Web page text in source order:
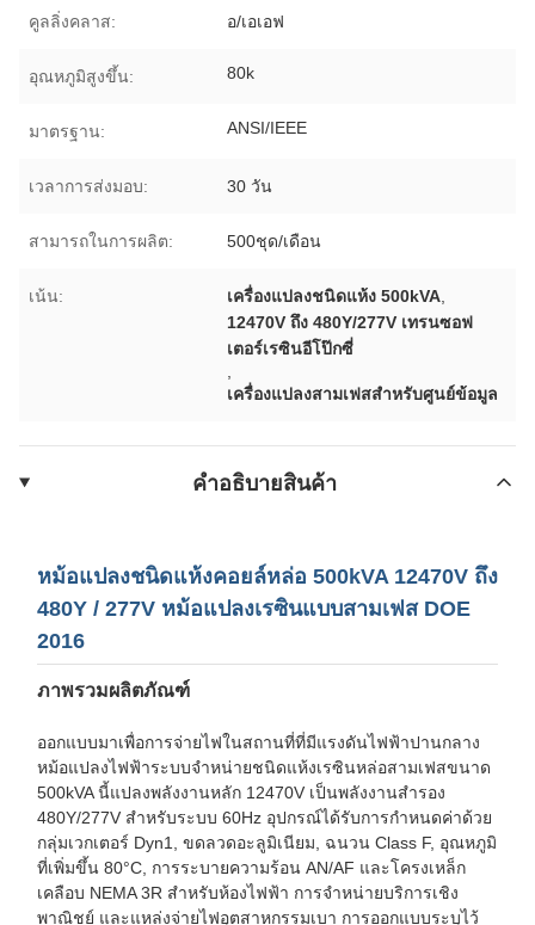
คูลลิ่งคลาส: อ/เอเอฟ
อุณหภูมิสูงขึ้น: 80k
มาตรฐาน: ANSI/IEEE
เวลาการส่งมอบ: 30 วัน
สามารถในการผลิต: 500ชุด/เดือน
เน้น: เครื่องแปลงชนิดแห้ง 500kVA
12470V ถึง 480Y/277V เทรนซอฟ
เตอร์เรซินอีโป๊กซี่
เครื่องแปลงสามเฟสสําหรับศูนย์ข้อมูล
คําอธิบายสินค้า
หม้อแปลงชนิดแห้งคอยล์หล่อ 500kVA 12470V ถึง
480Y / 277V หม้อแปลงเรซินแบบสามเฟส DOE
2016
ภาพรวมผลิตภัณฑ์
ออกแบบมาเพื่อการจ่ายไฟในสถานที่ที่มีแรงดันไฟฟ้าปานกลาง
หม้อแปลงไฟฟ้าระบบจำหน่ายชนิดแห้งเรซินหล่อสามเฟสขนาด
500kVA นี้แปลงพลังงานหลัก 12470V เป็นพลังงานสำรอง
480Y/277V สำหรับระบบ 60Hz อุปกรณ์ได้รับการกำหนดค่าด้วย
กลุ่มเวกเตอร์ Dyn1, ขดลวดอะลูมิเนียม, ฉนวน Class F, อุณหภูมิ
ที่เพิ่มขึ้น 80°C, การระบายความร้อน AN/AF และโครงเหล็ก
เคลือบ NEMA 3R สำหรับห้องไฟฟ้า การจำหน่ายบริการเชิง
พาณิชย์ และแหล่งจ่ายไฟอุตสาหกรรมเบา การออกแบบระบุไว้